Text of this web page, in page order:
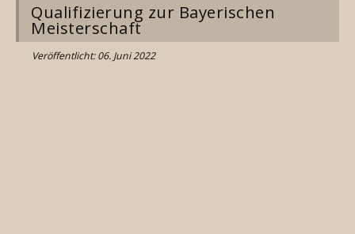
Qualifizierung zur Bayerischen
Meisterschaft
Veröffentlicht: 06. Juni 2022